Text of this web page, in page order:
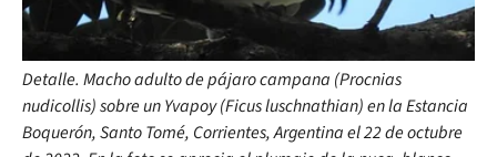
Detalle. Macho adulto de pájaro campana (Procnias
nudicollis) sobre un Yvapoy (Ficus luschnathian) en la Estancia
Boquerón, Santo Tomé, Corrientes, Argentina el 22 de octubre